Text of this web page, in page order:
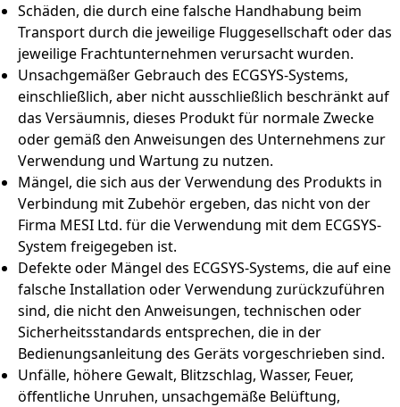
Schäden, die durch eine falsche Handhabung beim
Transport durch die jeweilige Fluggesellschaft oder das
jeweilige Frachtunternehmen verursacht wurden.
Unsachgemäßer Gebrauch des ECGSYS-Systems,
einschließlich, aber nicht ausschließlich beschränkt auf
das Versäumnis, dieses Produkt für normale Zwecke
oder gemäß den Anweisungen des Unternehmens zur
Verwendung und Wartung zu nutzen.
Mängel, die sich aus der Verwendung des Produkts in
Verbindung mit Zubehör ergeben, das nicht von der
Firma MESI Ltd. für die Verwendung mit dem ECGSYS-
System freigegeben ist.
Defekte oder Mängel des ECGSYS-Systems, die auf eine
falsche Installation oder Verwendung zurückzuführen
sind, die nicht den Anweisungen, technischen oder
Sicherheitsstandards entsprechen, die in der
Bedienungsanleitung des Geräts vorgeschrieben sind.
Unfälle, höhere Gewalt, Blitzschlag, Wasser, Feuer,
öffentliche Unruhen, unsachgemäße Belüftung,